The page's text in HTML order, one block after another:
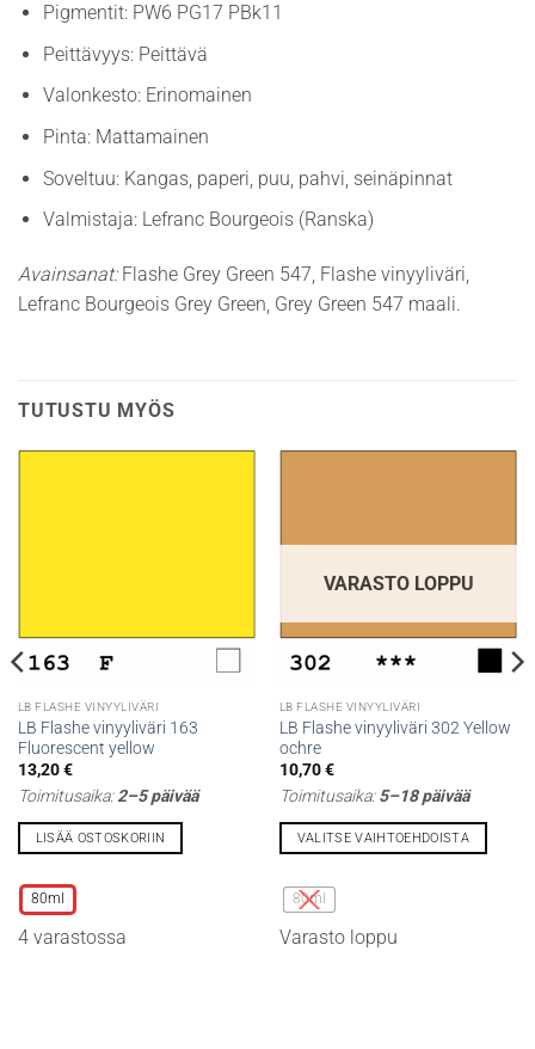
Pigmentit: PW6 PG17 PBk11
Peittävyys: Peittävä
Valonkesto: Erinomainen
Pinta: Mattamainen
Soveltuu: Kangas, paperi, puu, pahvi, seinäpinnat
Valmistaja: Lefranc Bourgeois (Ranska)
Avainsanat:Flashe Grey Green 547, Flashe vinyyliväri,
Lefranc Bourgeois Grey Green, Grey Green 547 maali.
TUTUSTU MYÖS
LB FLASHE VINYYLIVÄRI
LB Flashe vinyyliväri 163
Fluorescent yellow
13,20€
Toimitusaika:2–5 päivää
LISÄÄ OSTOSKORIIN
tuotteella
on
useampi
80ml
4 varastossa
VARASTO LOPPU
LB FLASHE VINYYLIVÄRI
LB Flashe vinyyliväri 302 Yellow
ochre
10,70€
Toimitusaika:5–18 päivää
VALITSE VAIHTOEHDOISTA
tuotteella
on
useampi
80ml
Varasto loppu